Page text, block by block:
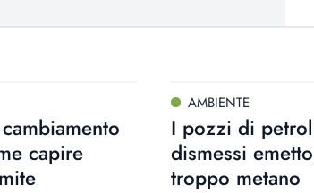
capire
AMBIENTE
I pozzi di
dismessi
troppo metano